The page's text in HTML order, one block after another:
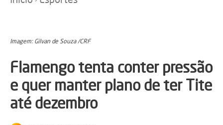
Imagem: Gilvan de Souza /CRF
Flamengo tenta conter pressão
e quer manter plano de ter Tite
até dezembro